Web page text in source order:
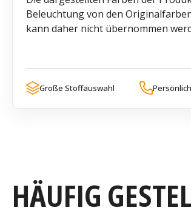
Beleuchtung von den
kann daher nicht übernommen
Große Stoffauswahl
HÄUFIG